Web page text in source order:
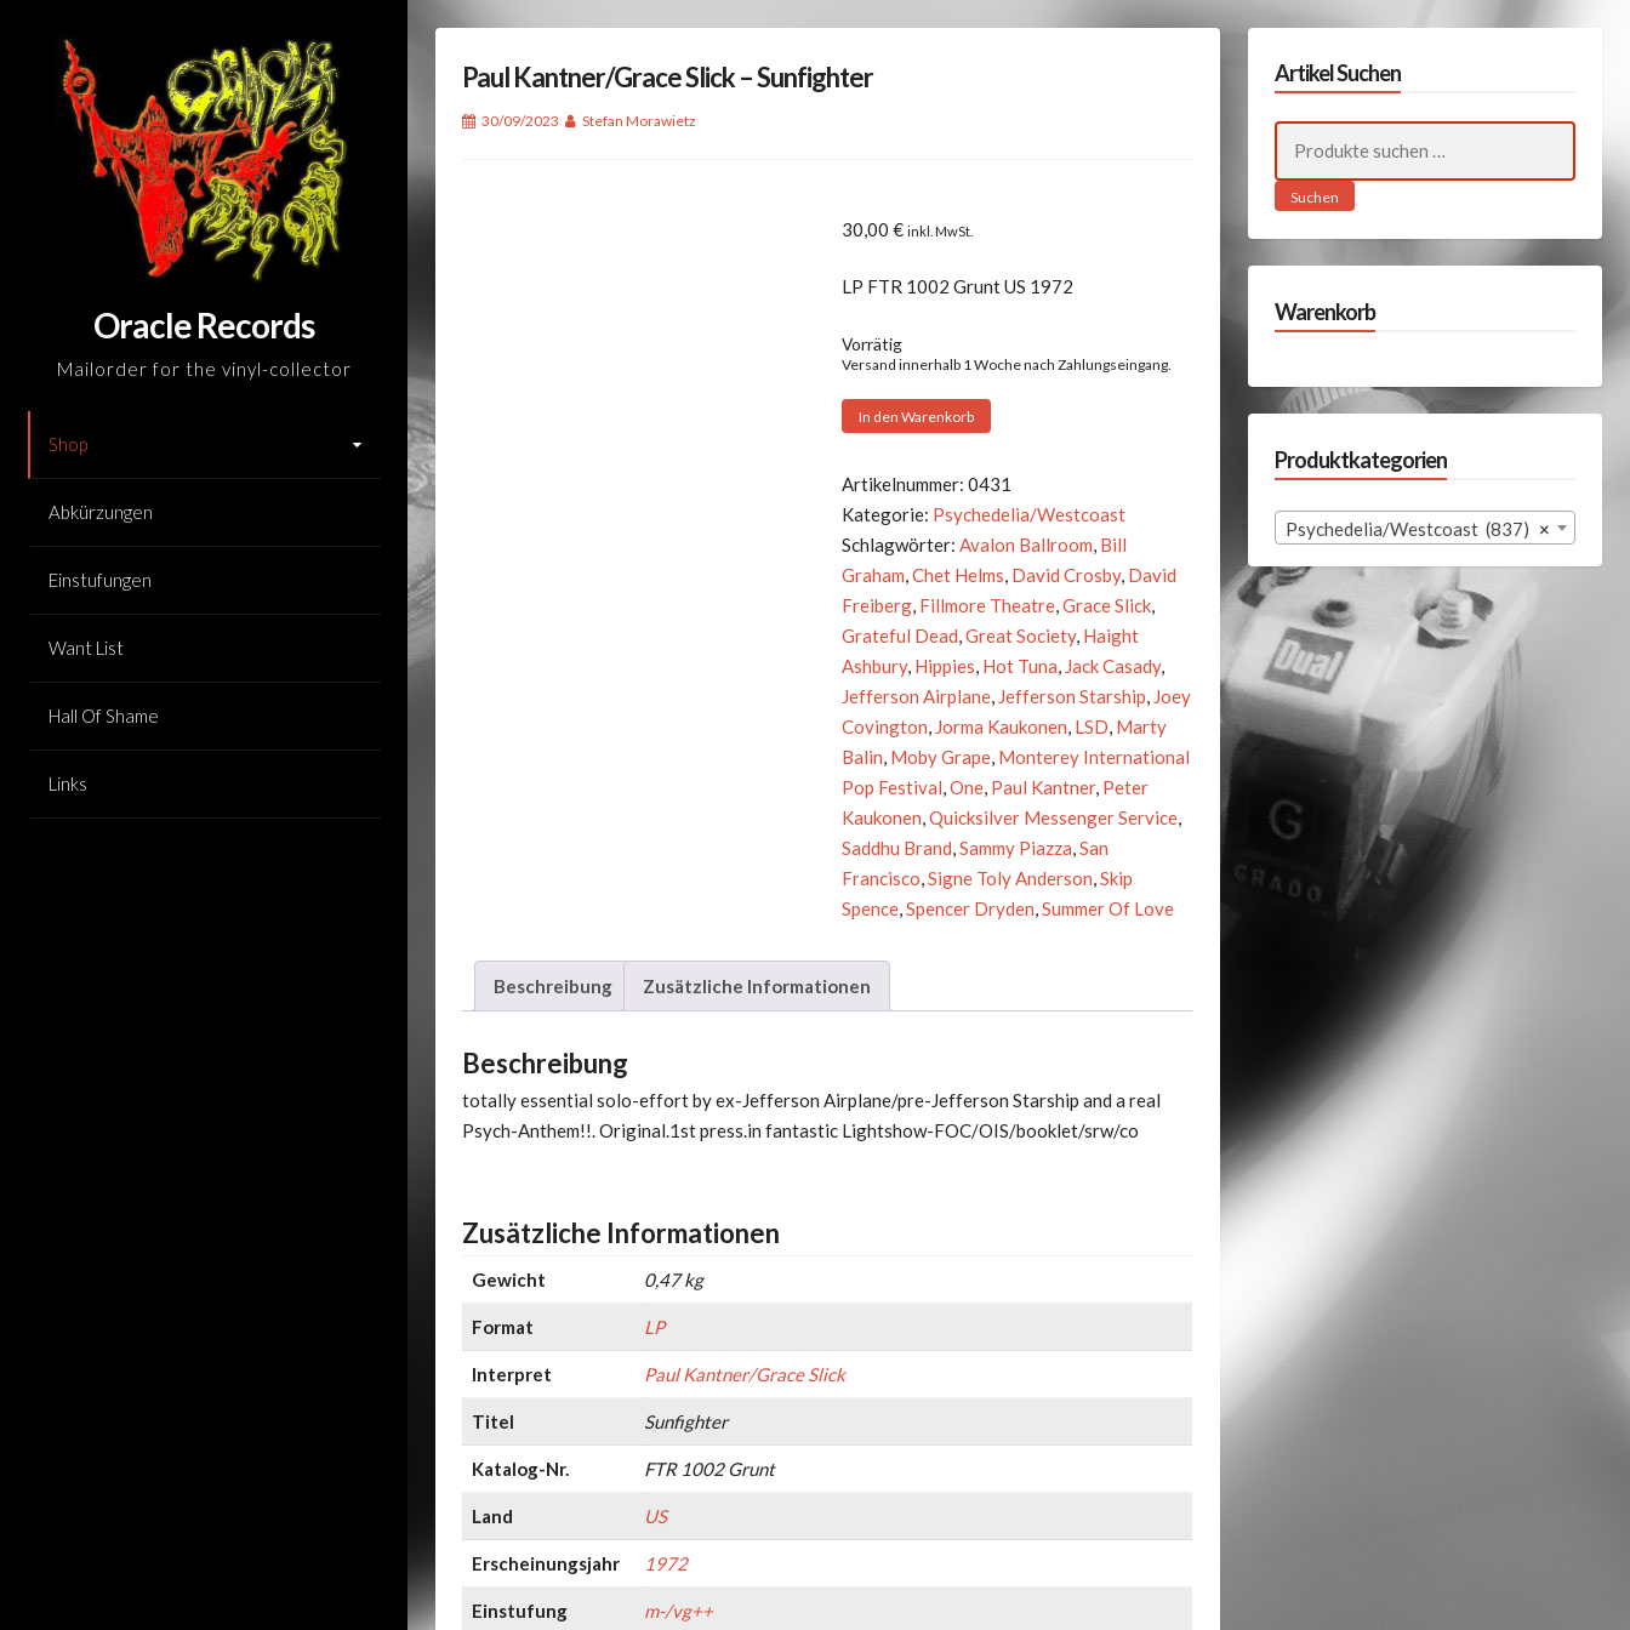
content
Oracle Records
Mailorder for the vinyl-collector
Shop
Abkürzungen
Einstufungen
Want List
Hall Of Shame
Links
Paul Kantner/Grace Slick – Sunfighter
30/09/2023 Stefan Morawietz
30,00€ inkl. MwSt.
LP FTR 1002 Grunt US 1972
Vorrätig
Versand innerhalb 1 Woche nach Zahlungseingang.
Paul
Slick
-
Sunfighter
Menge
In den Warenkorb
Artikelnummer:0431
Kategorie: Psychedelia/Westcoast
Schlagwörter:Avalon Ballroom, Bill
Graham,Chet Helms, David Crosby, David
Freiberg, Fillmore Theatre,Grace Slick,
Grateful Dead,Great Society, Haight
Ashbury, Hippies, Hot Tuna, Jack Casady,
Jefferson Airplane, Jefferson Starship, Joey
Covington, Jorma Kaukonen, LSD, Marty
Balin, Moby Grape, Monterey International
Pop Festival,One, Paul Kantner, Peter
Kaukonen,Quicksilver Messenger Service,
Saddhu Brand,Sammy Piazza,San
Francisco,Signe Toly Anderson,Skip
Spence,Spencer Dryden,Summer Of Love
Beschreibung Zusätzliche Informationen
Beschreibung
totally essential solo-effort by ex-Jefferson Airplane/pre-Jefferson Starship and a real
Psych-Anthem!!. Original.1st press.in fantastic Lightshow-FOC/OIS/booklet/srw/co
Zusätzliche Informationen
Gewicht 0,47 kg
Format LP
Interpret Paul Kantner/Grace Slick
Titel Sunfighter
Katalog-Nr. FTR 1002 Grunt
Land US
Erscheinungsjahr 1972
Einstufung m-/vg++
Artikel Suchen
nach:
Suchen
Warenkorb
Produktkategorien
×
Psychedelia/Westcoast (837)